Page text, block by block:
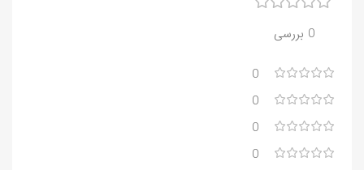
0 بررسی
0
0
0
0